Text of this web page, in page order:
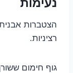
הצטברות
רציניות.
גוף חימום